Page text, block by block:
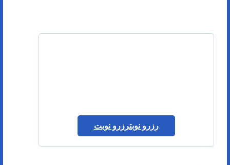
رزرو نوبترزرو نوبت